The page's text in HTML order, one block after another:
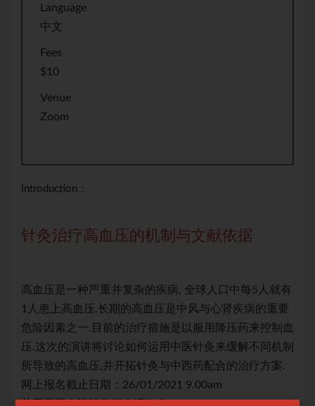
Language
中文
Fees
$10
Venue
Zoom
Introduction：
针灸治疗高血压的机制与文献依据
高血压是一种严重并复杂的疾病, 全球人口中每5人就有
1人患上高血压.长期的高血压是中风与心肾疾病的重要
危险因素之一.目前的治疗措施是以服用降压药来控制血
压.这次的演讲将讨论如何运用中医针灸来缓解不同机制
所导致的高血压,并开拓针灸与中西药配合的治疗方案.
网上报名截止日期：26/01/2021 9.00am